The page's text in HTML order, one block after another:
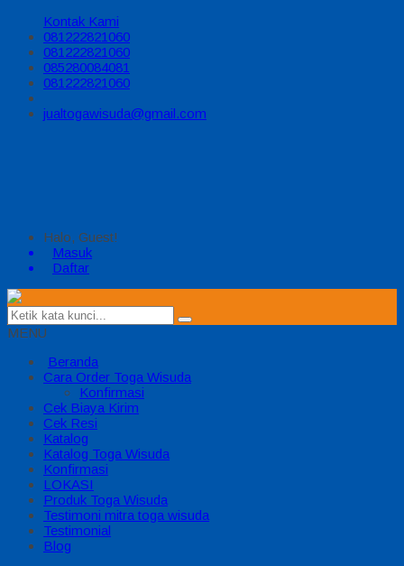
Kontak Kami
081222821060
081222821060
085280084081
081222821060
jualtogawisuda@gmail.com
Halo, Guest!
Masuk
Daftar
MENU
Beranda
Cara Order Toga Wisuda
Konfirmasi
Cek Biaya Kirim
Cek Resi
Katalog
Katalog Toga Wisuda
Konfirmasi
LOKASI
Produk Toga Wisuda
Testimoni mitra toga wisuda
Testimonial
Blog